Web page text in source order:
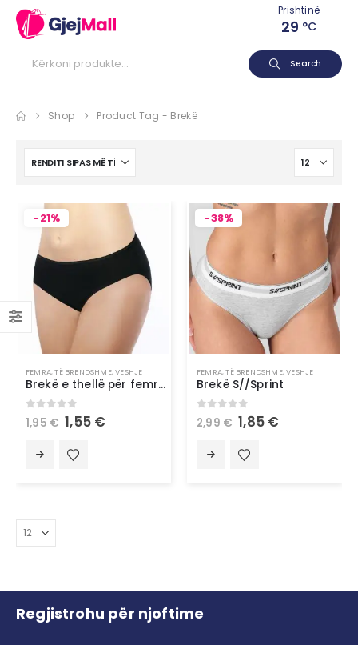
Prishtinë
29 °C
Search
Shop Product Tag - Brekë
-21%
FEMRA,TË BRENDSHME,VESHJE
Brekë e thellë për femra S//Sprint
out of 5
1,95€ 1,55 €
-38%
FEMRA,TË BRENDSHME,VESHJE
Brekë S//Sprint
out of 5
2,99€ 1,85 €
Regjistrohu për njoftime